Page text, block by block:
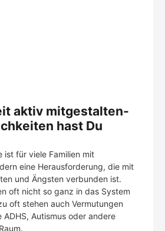
aktiv mitgestalten-
hast Du
ist für viele Familien mit
eine Herausforderung, die mit
und Ängsten verbunden ist.
oft nicht so ganz in das System
oft stehen auch Vermutungen
ADHS, Autismus oder andere